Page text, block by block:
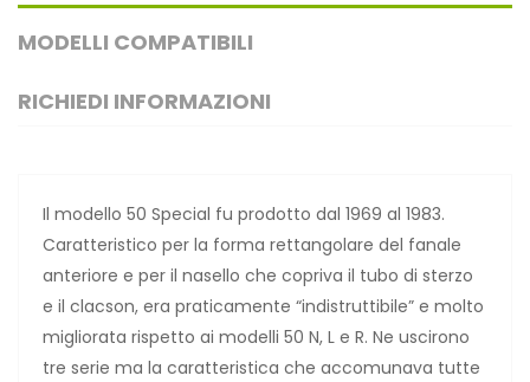
MODELLI COMPATIBILI
RICHIEDI INFORMAZIONI
Il modello 50 Special fu prodotto dal 1969 al 1983.
Caratteristico per la forma rettangolare del fanale
anteriore e per il nasello che copriva il tubo di sterzo
e il clacson, era praticamente “indistruttibile” e molto
migliorata rispetto ai modelli 50 N, L e R. Ne uscirono
tre serie ma la caratteristica che accomunava tutte